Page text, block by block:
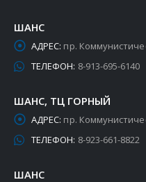
ШАНС
АДРЕС: пр.
ТЕЛЕФОН: 8-913-695-6140
ШАНС, ТЦ ГОРНЫЙ
АДРЕС: пр.
ТЕЛЕФОН: 8-923-661-8822
ШАНС